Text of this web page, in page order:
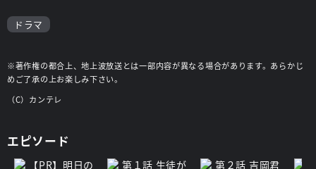
ドラマ
※著作権の都合上、地上波放送とは一部内容が異なる場合があります。あらかじ
めご了承の上お楽しみ下さい。
（C）カンテレ
エピソード